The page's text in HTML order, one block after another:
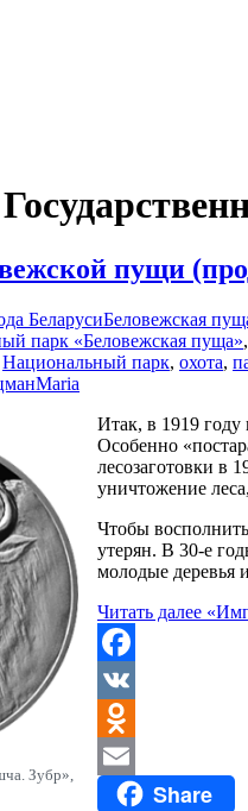
пущи
БеларусиБеловежская
парк «Беловежская пуща»,
Национальный парк, охота,
Maria
Зубр»,
Итак, в 1919 году
Особенно
лесозаготовки в
уничтожение
Чтобы
утерян. В 30-е
молодые деревья
Читать далее
Facebook
VK
Odnoklassniki
Email Share